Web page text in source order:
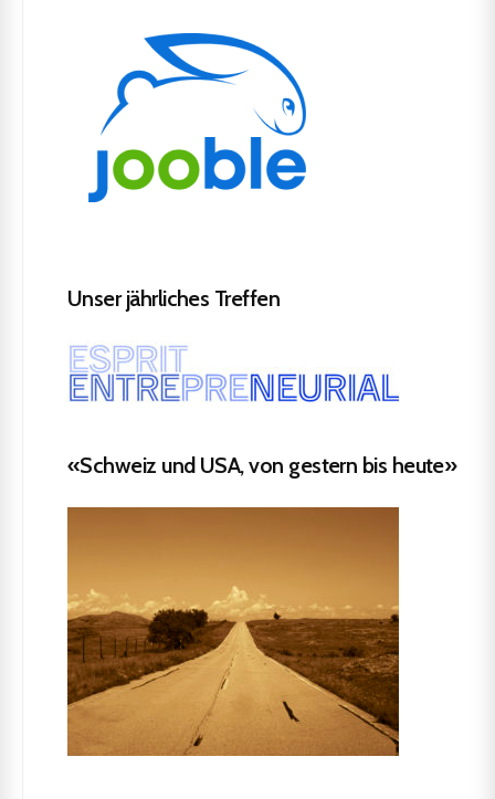
Unser jährliches Treffen
«Schweiz und USA, von gestern bis heute»